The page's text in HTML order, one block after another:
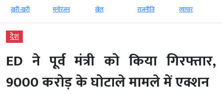
खरी-खरी मनोरंजन खेल राजनीति व्‍यापार
देश
ED ने पूर्व मंत्री को किया गिरफ्तार,
9000 करोड़ के घोटाले मामले में एक्शन